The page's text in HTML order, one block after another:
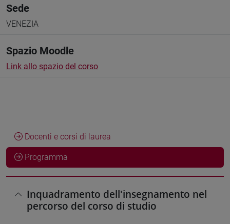
Sede
VENEZIA
Spazio Moodle
Link allo spazio del corso
Docenti e corsi di laurea
Programma
Inquadramento dell'insegnamento nel
percorso del corso di studio